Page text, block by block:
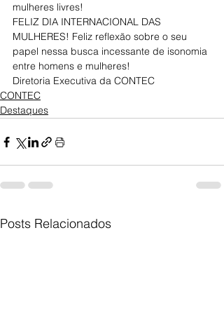
mulheres livres!
FELIZ DIA INTERNACIONAL DAS
MULHERES! Feliz reflexão sobre o seu
papel nessa busca incessante de isonomia
entre homens e mulheres!
Diretoria Executiva da CONTEC
CONTEC
Destaques
Posts Relacionados